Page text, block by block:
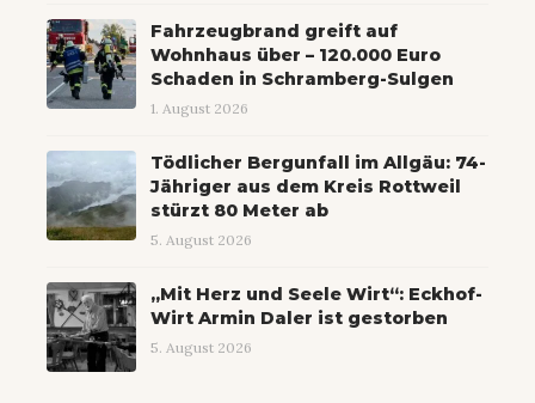
Fahrzeugbrand greift auf
Wohnhaus über – 120.000 Euro
Schaden in Schramberg-Sulgen
1. August 2026
Tödlicher Bergunfall im Allgäu: 74-
Jähriger aus dem Kreis Rottweil
stürzt 80 Meter ab
5. August 2026
„Mit Herz und Seele Wirt“: Eckhof-
Wirt Armin Daler ist gestorben
5. August 2026